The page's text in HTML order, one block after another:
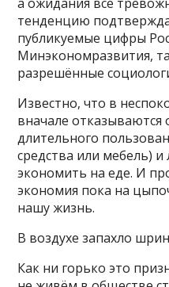
а ожидания всё
тенденцию
публикуемые цифры
Минэкономразвития,
разрешённые
Известно, что в
вначале отказываются
длительного
средства или мебель)
экономить на еде. И
экономия пока на
нашу жизнь.
В воздухе запахло
Как ни горько это